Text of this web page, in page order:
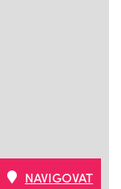
NAVIGOVAT